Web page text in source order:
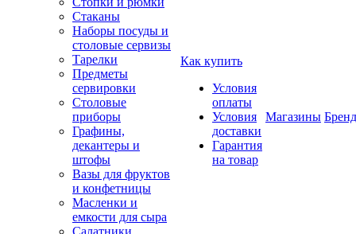
Стаканы
Наборы посуды и
столовые сервизы
Тарелки
Предметы
сервировки
Столовые
приборы
Графины,
декантеры и
штофы
Вазы для фруктов
и конфетницы
Масленки и
емкости для сыра
Салатники
Как купить
Условия
оплаты
Условия
доставки
Гарантия
на товар
Магазины